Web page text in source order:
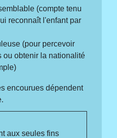
(compte tenu
reconnaît l'enfant par
(pour percevoir
ou obtenir la nationalité
encourues dépendent
aux seules fins